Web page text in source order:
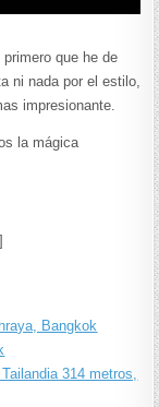
que he de
ni nada por el estilo,
impresionante.
la mágica
Bangkok
314 metros,